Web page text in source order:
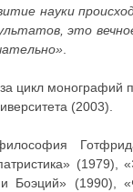
науки
это
за цикл монографий
(2003).
(1979),
и Боэций»